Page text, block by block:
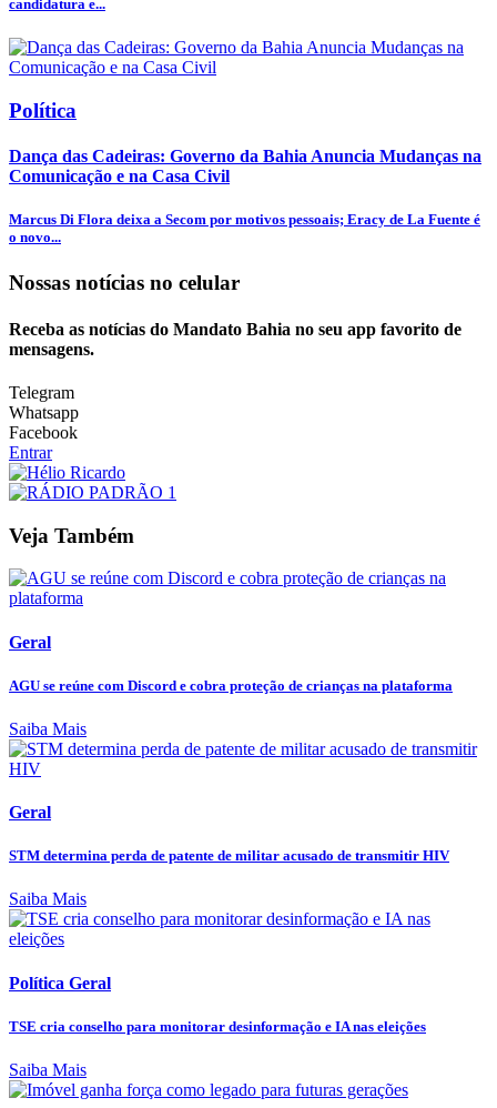
candidatura e...
Política
Dança das Cadeiras: Governo da Bahia Anuncia Mudanças na
Comunicação e na Casa Civil
Marcus Di Flora deixa a Secom por motivos pessoais; Eracy de La Fuente é
o novo...
Nossas notícias no celular
Receba as notícias do Mandato Bahia no seu app favorito de
mensagens.
Telegram
Whatsapp
Facebook
Entrar
Veja Também
Geral
AGU se reúne com Discord e cobra proteção de crianças na plataforma
Saiba Mais
Geral
STM determina perda de patente de militar acusado de transmitir HIV
Saiba Mais
Política Geral
TSE cria conselho para monitorar desinformação e IA nas eleições
Saiba Mais